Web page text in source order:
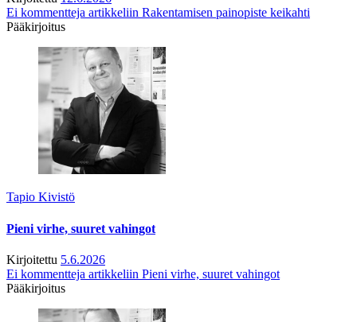
Ei kommentteja artikkeliin Rakentamisen painopiste keikahti
Pääkirjoitus
Tapio Kivistö
Pieni virhe, suuret vahingot
Kirjoitettu 5.6.2026
Ei kommentteja artikkeliin Pieni virhe, suuret vahingot
Pääkirjoitus